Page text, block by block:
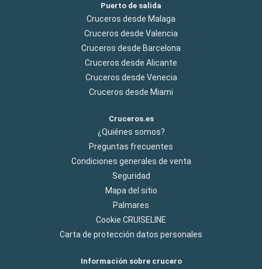
Puerto de salida
Cruceros desde Malaga
Cruceros desde Valencia
Cruceros desde Barcelona
Cruceros desde Alicante
Cruceros desde Venecia
Cruceros desde Miami
Cruceros.es
¿Quiénes somos?
Preguntas frecuentes
Condiciones generales de venta
Seguridad
Mapa del sitio
Palmares
Cookie CRUISELINE
Carta de protección datos personales
Información sobre crucero